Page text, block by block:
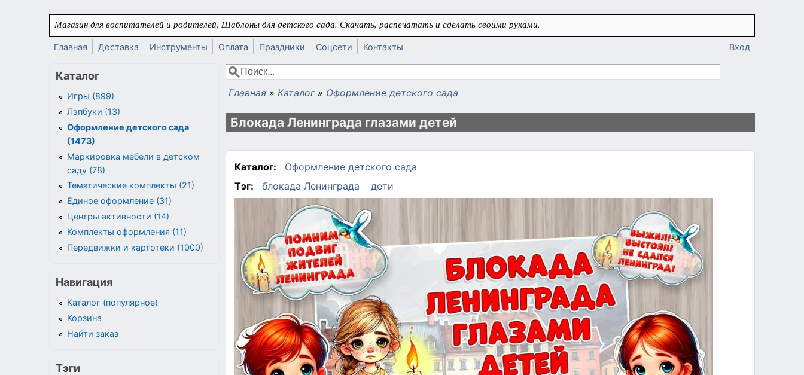
Перейти к основному содержанию
Магазин для воспитателей и родителей. Шаблоны для детского сада. Скачать, распечатать и сделать своими руками.
Главная Доставка Инструменты Оплата Праздники Соцсети Контакты Вход
Форма поиска
Поиск
Вы здесь
Главная » Каталог » Оформление детского сада
Блокада Ленинграда глазами детей
Каталог:
Оформление детского сада
Тэг:
блокада Ленинграда дети
Каталог
Игры (899)
Лэпбуки (13)
Оформление детского сада
(1473)
Маркировка мебели в детском
саду (78)
Тематические комплекты (21)
Единое оформление (31)
Центры активности (14)
Комплекты оформления (11)
Передвижки и картотеки (1000)
Навигация
Каталог (популярное)
Корзина
Найти заказ
Тэги